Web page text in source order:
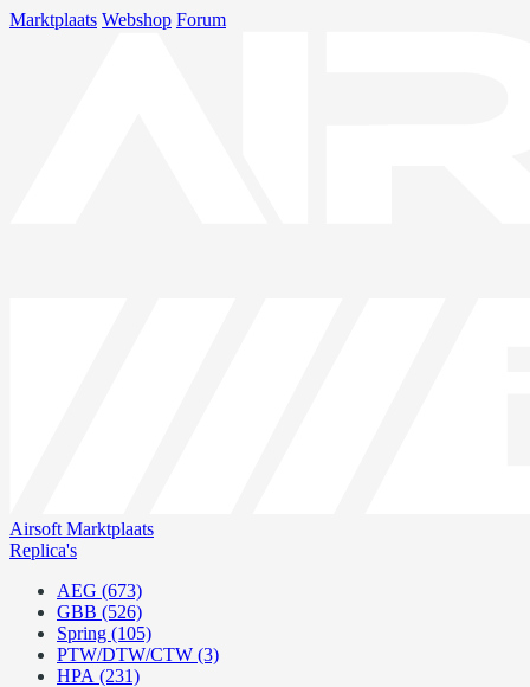
Marktplaats Webshop Forum
Airsoft Marktplaats
Replica's
AEG (673)
GBB (526)
Spring (105)
PTW/DTW/CTW (3)
HPA (231)